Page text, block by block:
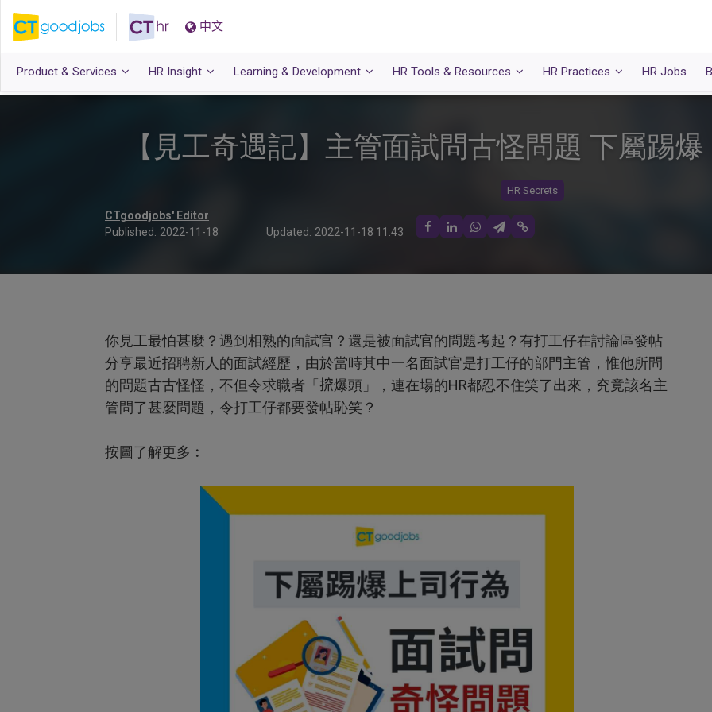
中文
Product & Services HR Insight Learning & Development HR Tools & Resources HR Practices HR Jobs
【見工奇遇記】主管面試問古怪問題 下屬踢
HR Secrets
CTgoodjobs' Editor
Published: 2022-11-18 Updated: 2022-11-18 11:43
你見工最怕甚麼？遇到相熟的面試官？還是被面試官的問題考起？有打工仔在討論區發帖
分享最近招聘新人的面試經歷，由於當時其中一名面試官是打工仔的部門主管，惟他所問
的問題古古怪怪，不但令求職者「𢱑爆頭」，連在場的HR都忍不住笑了出來，究竟該名主
管問了甚麼問題，令打工仔都要發帖恥笑？
按圖了解更多︰